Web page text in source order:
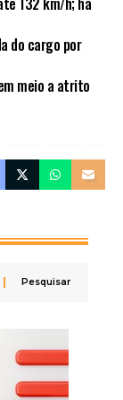
do cargo por
meio a atrito